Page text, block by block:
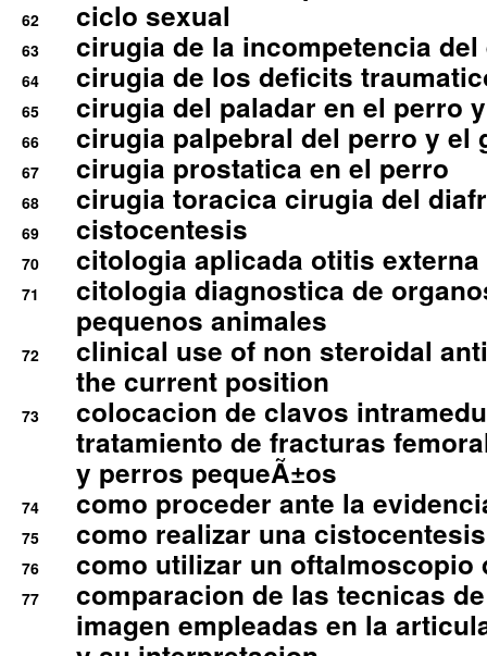
62 ciclo sexual
63 cirugia de la incompetencia
64 cirugia de los deficits
65 cirugia del paladar en el perro
66 cirugia palpebral del perro y el
67 cirugia prostatica en el perro
68 cirugia toracica cirugia del
69 cistocentesis
70 citologia aplicada otitis externa
71
citologia diagnostica de
pequenos animales
72
clinical use of non steroidal
the current position
73
colocacion de clavos
tratamiento de fracturas
y perros pequeÃ±os
74 como proceder ante la
75 como realizar una
76 como utilizar un oftalmoscopio
77
comparacion de las tecnicas
imagen empleadas en la